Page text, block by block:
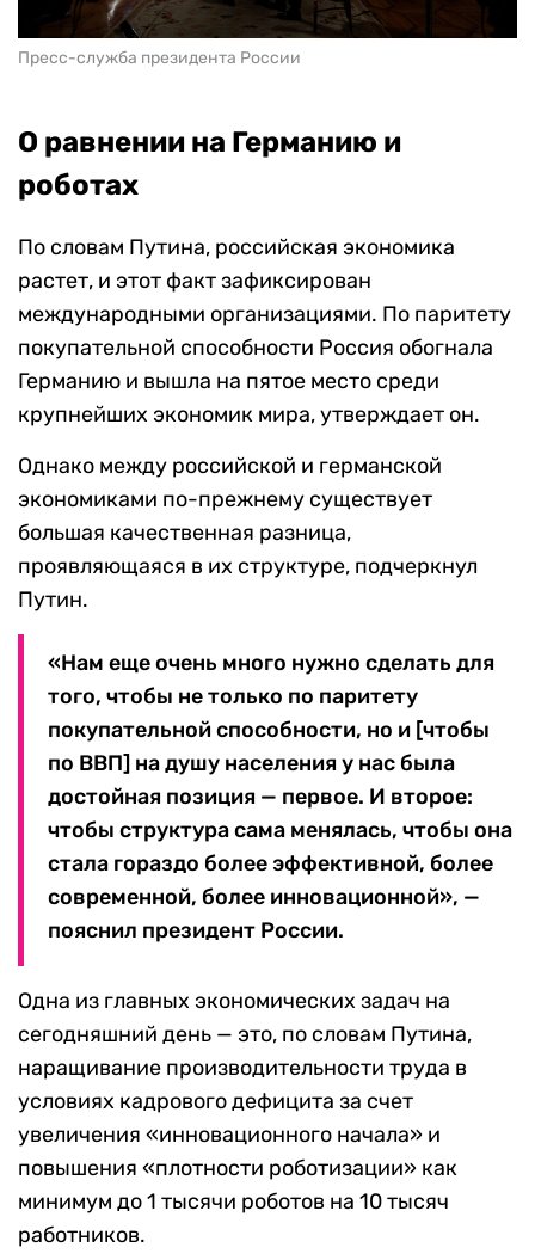
Пресс-служба президента России
О равнении на Германию и
роботах
По словам Путина, российская экономика
растет, и этот факт зафиксирован
международными организациями. По паритету
покупательной способности Россия обогнала
Германию и вышла на пятое место среди
крупнейших экономик мира, утверждает он.
Однако между российской и германской
экономиками по-прежнему существует
большая качественная разница,
проявляющаяся в их структуре, подчеркнул
Путин.
«Нам еще очень много нужно сделать для
того, чтобы не только по паритету
покупательной способности, но и [чтобы
по ВВП] на душу населения у нас была
достойная позиция — первое. И второе:
чтобы структура сама менялась, чтобы она
стала гораздо более эффективной, более
современной, более инновационной», —
пояснил президент России.
Одна из главных экономических задач на
сегодняшний день — это, по словам Путина,
наращивание производительности труда в
условиях кадрового дефицита за счет
увеличения «инновационного начала» и
повышения «плотности роботизации» как
минимум до 1 тысячи роботов на 10 тысяч
работников.